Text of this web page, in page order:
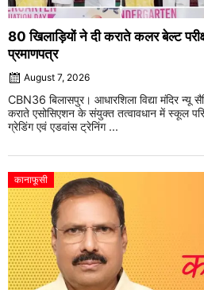
80 खिलाड़ियों ने दी कराते कलर बेल्ट
प्रमाणपत्र
August 7, 2026
CBN36 बिलासपुर। आधारशिला विद्या मंदिर न्यू
कराते एसोसिएशन के संयुक्त तत्वावधान में स्कूल
ग्रेडिंग एवं एडवांस ट्रेनिंग ...
कानाफूसी